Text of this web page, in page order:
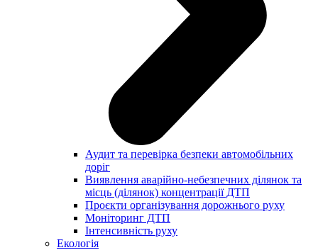
Аудит та перевірка безпеки автомобільних
доріг
Виявлення аварійно-небезпечних ділянок та
місць (ділянок) концентрації ДТП
Проєкти організування дорожнього руху
Моніторинг ДТП
Інтенсивність руху
Екологія